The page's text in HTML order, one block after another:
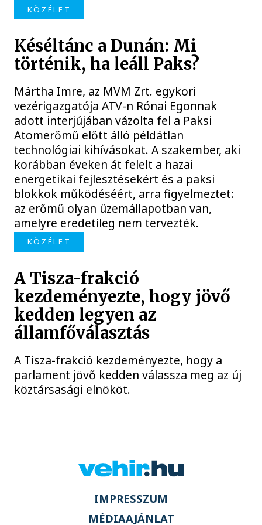
KÖZÉLET
Késéltánc a Dunán: Mi
történik, ha leáll Paks?
Mártha Imre, az MVM Zrt. egykori
vezérigazgatója ATV-n Rónai Egonnak
adott interjújában vázolta fel a Paksi
Atomerőmű előtt álló példátlan
technológiai kihívásokat. A szakember, aki
korábban éveken át felelt a hazai
energetikai fejlesztésekért és a paksi
blokkok működéséért, arra figyelmeztet:
az erőmű olyan üzemállapotban van,
amelyre eredetileg nem tervezték.
KÖZÉLET
A Tisza-frakció
kezdeményezte, hogy jövő
kedden legyen az
államfőválasztás
A Tisza-frakció kezdeményezte, hogy a
parlament jövő kedden válassza meg az új
köztársasági elnököt.
IMPRESSZUM
MÉDIAAJÁNLAT